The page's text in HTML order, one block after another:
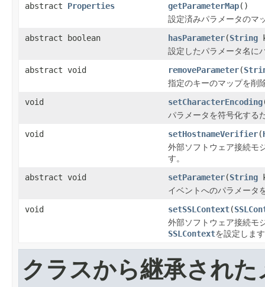
abstract Properties getParameterMap()
設定済みパラメータのマ
abstract boolean
hasParameter(String
設定したパラメータ名に
abstract void
removeParameter(
指定のキーのマップを削
void
setCharacterEncoding
パラメータを符号化する
void
setHostnameVerifier(
外部ソフトウェア接続
す。
abstract void
setParameter(String
イベントへのパラメータ
void
setSSLContext(
外部ソフトウェア接続モ
SSLContextを設定しま
クラスから継承された